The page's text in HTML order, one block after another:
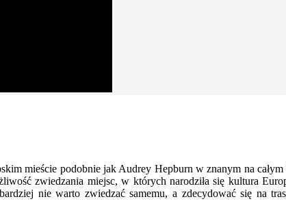
mieście podobnie jak Audrey Hepburn w znanym na
zwiedzania miejsc, w których narodziła się kultura
nie warto zwiedzać samemu, a zdecydować się na